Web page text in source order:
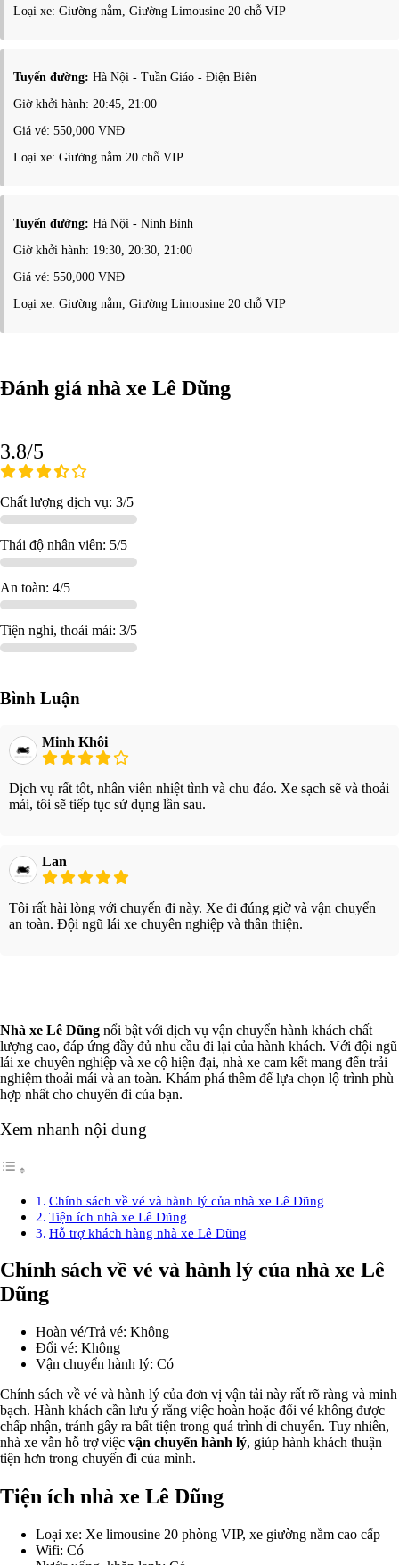
Loại xe: Giường nằm, Giường Limousine 20 chỗ VIP
Tuyến đường: Hà Nội - Tuần Giáo - Điện Biên
Giờ khởi hành: 20:45, 21:00
Giá vé: 550,000 VNĐ
Loại xe: Giường nằm 20 chỗ VIP
Tuyến đường: Hà Nội - Ninh Bình
Giờ khởi hành: 19:30, 20:30, 21:00
Giá vé: 550,000 VNĐ
Loại xe: Giường nằm, Giường Limousine 20 chỗ VIP
Đánh giá nhà xe Lê Dũng
3.8/5
Chất lượng dịch vụ: 3/5
Thái độ nhân viên: 5/5
An toàn: 4/5
Tiện nghi, thoải mái: 3/5
Bình Luận
Minh Khôi
Dịch vụ rất tốt, nhân viên nhiệt tình và chu đáo. Xe sạch sẽ và thoải
mái, tôi sẽ tiếp tục sử dụng lần sau.
Lan
Tôi rất hài lòng với chuyến đi này. Xe đi đúng giờ và vận chuyển
an toàn. Đội ngũ lái xe chuyên nghiệp và thân thiện.
Nhà xe Lê Dũng nổi bật với dịch vụ vận chuyển hành khách chất
lượng cao, đáp ứng đầy đủ nhu cầu đi lại của hành khách. Với đội ngũ
lái xe chuyên nghiệp và xe cộ hiện đại, nhà xe cam kết mang đến trải
nghiệm thoải mái và an toàn. Khám phá thêm để lựa chọn lộ trình phù
hợp nhất cho chuyến đi của bạn.
Xem nhanh nội dung
Chính sách về vé và hành lý của nhà xe Lê Dũng
Tiện ích nhà xe Lê Dũng
Hỗ trợ khách hàng nhà xe Lê Dũng
Chính sách về vé và hành lý của nhà xe Lê
Dũng
Hoàn vé/Trả vé: Không
Đổi vé: Không
Vận chuyển hành lý: Có
Chính sách về vé và hành lý của đơn vị vận tải này rất rõ ràng và minh
bạch. Hành khách cần lưu ý rằng việc hoàn hoặc đổi vé không được
chấp nhận, tránh gây ra bất tiện trong quá trình di chuyển. Tuy nhiên,
nhà xe vẫn hỗ trợ việc vận chuyển hành lý, giúp hành khách thuận
tiện hơn trong chuyến đi của mình.
Tiện ích nhà xe Lê Dũng
Loại xe: Xe limousine 20 phòng VIP, xe giường nằm cao cấp
Wifi: Có